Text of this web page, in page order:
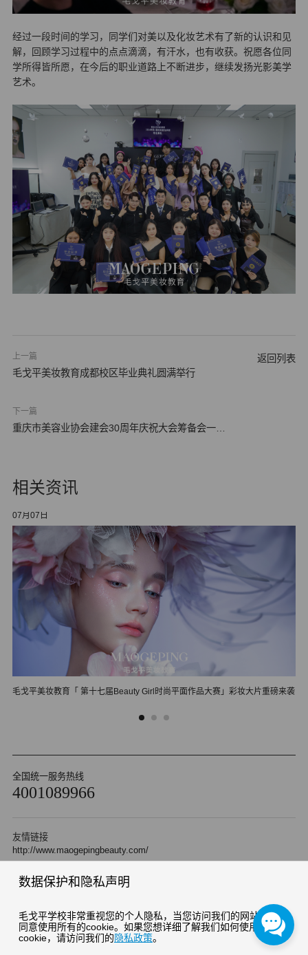
经过一段时间的学习，同学们对美以及化妆艺术有了新的认识和见
解，回顾学习过程中的点点滴滴，有汗水，也有收获。祝愿各位同
学所得皆所愿，在今后的职业道路上不断进步，继续发扬光影美学
艺术。
上一篇
毛戈平美妆教育成都校区毕业典礼圆满举行
下一篇
重庆市美容业协会建会30周年庆祝大会筹备会一次
返回列表
相关资讯
07月07日
毛戈平美妆教育「 第十七届Beauty Girl时尚平面作品大赛」彩妆大片重磅来袭
全国统一服务热线
4001089966
友情链接
http://www.maogepingbeauty.com/
Copyright 2010 杭州毛戈平形象设计艺术有限公司 版权所有
数据保护和隐私声明
毛戈平学校非常重视您的个人隐私，当您访问我们的网站时，请
同意使用所有的cookie。如果您想详细了解我们如何使用
cookie，请访问我们的隐私政策。